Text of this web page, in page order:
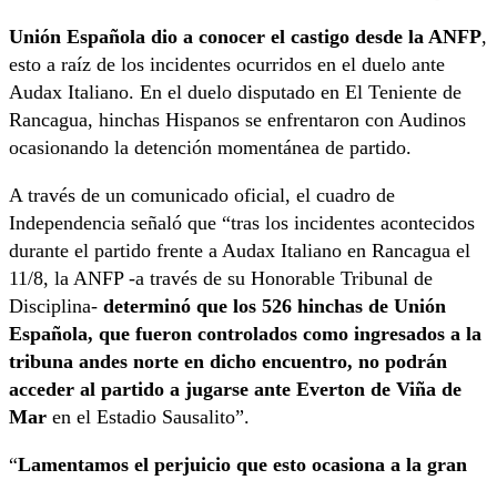
Unión Española dio a conocer el castigo desde la ANFP,
esto a raíz de los incidentes ocurridos en el duelo ante
Audax Italiano. En el duelo disputado en El Teniente de
Rancagua, hinchas Hispanos se enfrentaron con Audinos
ocasionando la detención momentánea de partido.
A través de un comunicado oficial, el cuadro de
Independencia señaló que “tras los incidentes acontecidos
durante el partido frente a Audax Italiano en Rancagua el
11/8, la ANFP -a través de su Honorable Tribunal de
Disciplina- determinó que los 526 hinchas de Unión
Española, que fueron controlados como ingresados a la
tribuna andes norte en dicho encuentro, no podrán
acceder al partido a jugarse ante Everton de Viña de
Mar en el Estadio Sausalito”.
“Lamentamos el perjuicio que esto ocasiona a la gran